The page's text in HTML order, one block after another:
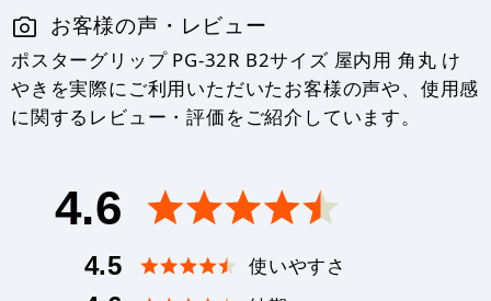
お客様の声・レビュー
ポスターグリップ PG-32R B2サイズ 屋内用 角丸 け
やきを実際にご利用いただいたお客様の声や、使用感
に関するレビュー・評価をご紹介しています。
4.6
4.5 使いやすさ